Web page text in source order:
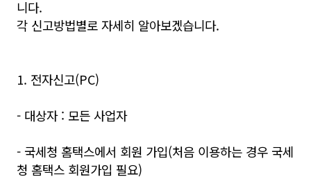
니다.
각 신고방법별로 자세히 알아보겠습니다.
1. 전자신고(PC)
- 대상자 : 모든 사업자
- 국세청 홈택스에서 회원 가입(처음 이용하는 경우 국세
청 홈택스 회원가입 필요)